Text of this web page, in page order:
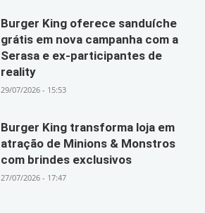
Burger King oferece sanduíche
grátis em nova campanha com a
Serasa e ex-participantes de
reality
29/07/2026 - 15:53
Burger King transforma loja em
atração de Minions & Monstros
com brindes exclusivos
27/07/2026 - 17:47